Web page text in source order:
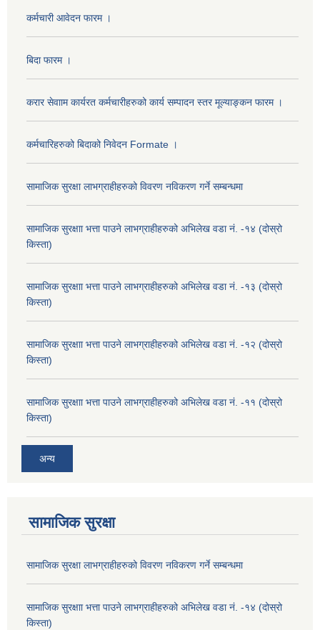
कर्मचारी आवेदन फारम ।
बिदा फारम ।
करार सेवााम कार्यरत कर्मचारीहरुको कार्य सम्पादन स्तर मूल्याङ्कन फारम ।
कर्मचारिहरुको बिदाको निवेदन Formate ।
सामाजिक सुरक्षा लाभग्राहीहरुको विवरण नविकरण गर्ने सम्बन्धमा
सामाजिक सुरक्षाा भत्ता पाउने लाभग्राहीहरुको अभिलेख वडा नं. -१४ (दोस्रो
किस्ता)
सामाजिक सुरक्षाा भत्ता पाउने लाभग्राहीहरुको अभिलेख वडा नं. -१३ (दोस्रो
किस्ता)
सामाजिक सुरक्षाा भत्ता पाउने लाभग्राहीहरुको अभिलेख वडा नं. -१२ (दोस्रो
किस्ता)
सामाजिक सुरक्षाा भत्ता पाउने लाभग्राहीहरुको अभिलेख वडा नं. -११ (दोस्रो
किस्ता)
अन्य
सामाजिक सुरक्षा
सामाजिक सुरक्षा लाभग्राहीहरुको विवरण नविकरण गर्ने सम्बन्धमा
सामाजिक सुरक्षाा भत्ता पाउने लाभग्राहीहरुको अभिलेख वडा नं. -१४ (दोस्रो
किस्ता)